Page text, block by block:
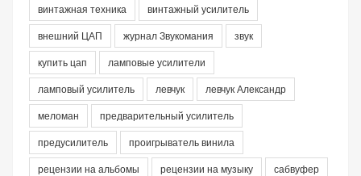
винтажная техника
винтажный усилитель
внешний ЦАП
журнал Звукомания
звук
купить цап
ламповые усилители
ламповый усилитель
левчук
левчук Александр
меломан
предварительный усилитель
предусилитель
проигрыватель винила
рецензии на альбомы
рецензии на музыку
сабвуфер